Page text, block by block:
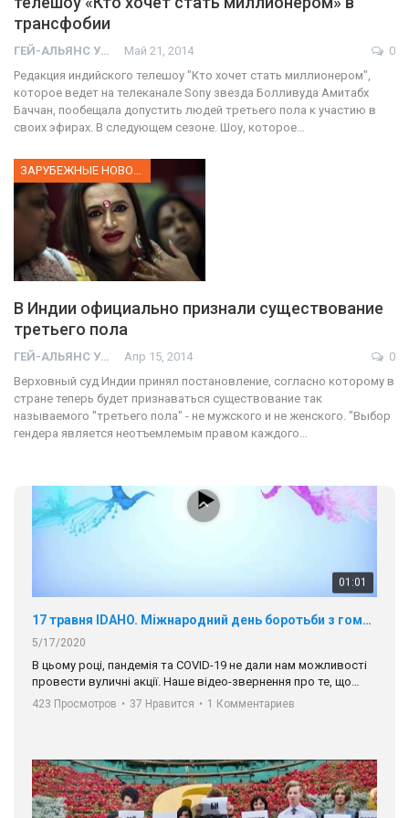
трансфобии
ГЕЙ-АЛЬЯНС УКРАИНА Май 21, 2014
0
Редакция индийского телешоу "Кто хочет стать миллионером",
которое ведет на телеканале Sony звезда Болливуда Амитабх
Баччан, пообещала допустить людей третьего пола к участию в
своих эфирах. В следующем сезоне. Шоу, которое…
В Индии официально признали существование
третьего пола
ГЕЙ-АЛЬЯНС УКРАИНА Апр 15, 2014
0
Верховный суд Индии принял постановление, согласно которому в
стране теперь будет признаваться существование так
называемого "третьего пола" - не мужского и не женского. "Выбор
гендера является неотъемлемым правом каждого…
В цьому році, пандемія та COVІD-19 не дали нам можливості
провести вуличні акції. Наше відео-звернення про те, що
ГАУ є в 16 областях України.
Разом наш голос лунає гучніше!
00:58
Емоційний та вражаючий промо-ролік на конкурс PACT, який
представляє програму "Гей-альянс Україна" з протидії
насильству проти ЛГБТ в Україні.
1.9K Просмотров • 226 Нравится • 5 Комментариев